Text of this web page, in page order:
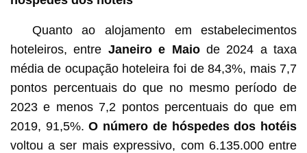
Quanto ao alojamento em estabelecimentos
hoteleiros, entre Janeiro e Maiode 2024 a taxa
média de ocupação hoteleira foi de 84,3%, mais 7,7
pontos percentuais do que no mesmo período de
2023 e menos 7,2 pontos percentuais do que em
2019, 91,5%.O número de hóspedes dos hotéis
voltou a ser mais expressivo, com 6.135.000 entre